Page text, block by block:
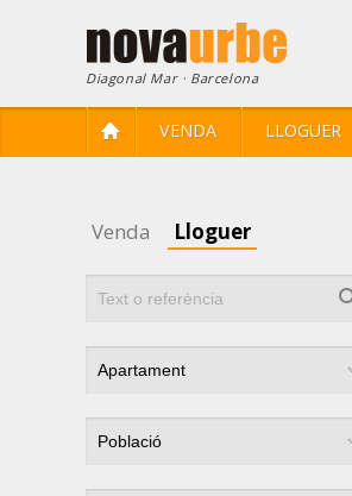
Diagonal Mar · Barcelona
VENDA LLOGUER
Venda Lloguer